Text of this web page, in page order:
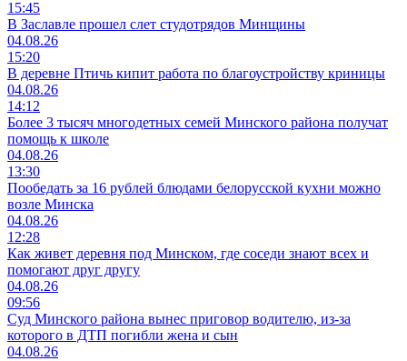
15:45
В Заславле прошел слет студотрядов Минщины
04.08.26
15:20
В деревне Птичь кипит работа по благоустройству криницы
04.08.26
14:12
Более 3 тысяч многодетных семей Минского района получат
помощь к школе
04.08.26
13:30
Пообедать за 16 рублей блюдами белорусской кухни можно
возле Минска
04.08.26
12:28
Как живет деревня под Минском, где соседи знают всех и
помогают друг другу
04.08.26
09:56
Суд Минского района вынес приговор водителю, из-за
которого в ДТП погибли жена и сын
04.08.26